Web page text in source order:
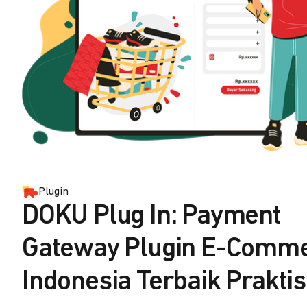
Plugin
DOKU Plug In: Payment
Gateway Plugin E-
Indonesia Terbaik Praktis